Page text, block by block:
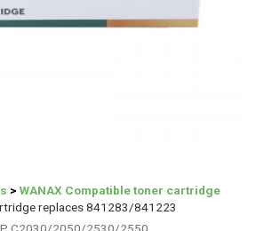
> WANAX Compatible toner cartridge
replaces 841283/841223